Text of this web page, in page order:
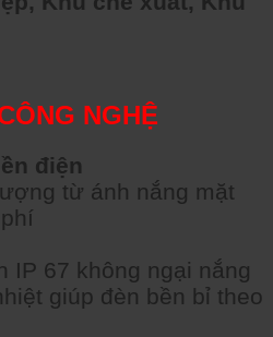
NGHỆ
điện
từ ánh nắng mặt
67 không ngại nắng
giúp đèn bền bỉ theo